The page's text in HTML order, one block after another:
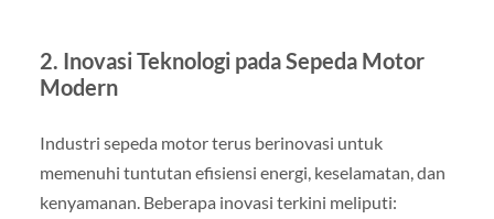
2. Inovasi Teknologi pada Sepeda Motor
Modern
Industri sepeda motor terus berinovasi untuk
memenuhi tuntutan efisiensi energi, keselamatan, dan
kenyamanan. Beberapa inovasi terkini meliputi: